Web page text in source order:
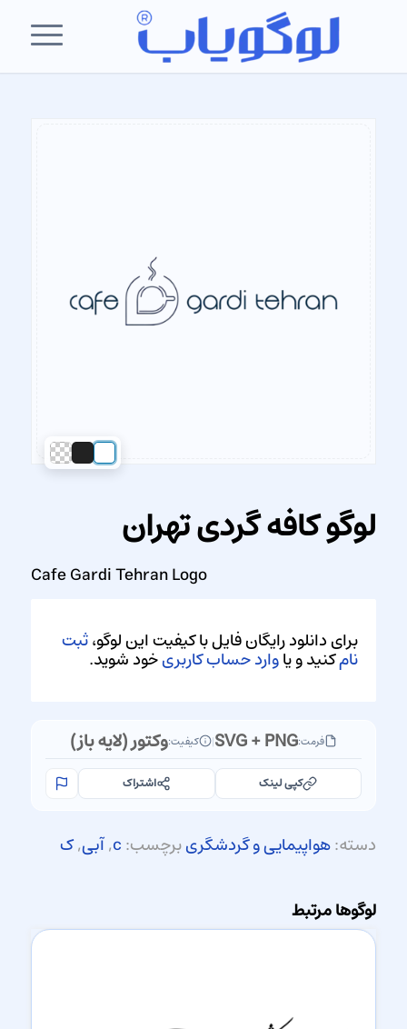
لوگو کافه گردی تهران
Cafe Gardi Tehran Logo
برای دانلود رایگان فایل با کیفیت این لوگو،ثبت
نامکنید و یاوارد حساب کاربریخود شوید.
فرمت:SVG + PNG
| کیفیت:وکتور (لایه باز)
کپی لینک اشتراک
دسته:هواپیمایی و گردشگریبرچسب:c
,آبی,ک
لوگوها مرتبط